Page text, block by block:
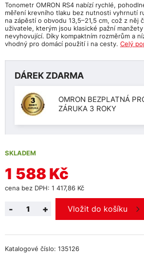
Tonometr OMRON RS4 nabízí rychlé,
měření krevního tlaku bez nutnosti vyhrnutí
na zápěstí o obvodu 13,5–21,5 cm, což z něj
uživatele, kterým jsou klasické pažní
nevyhovující. Díky kompaktním rozměrům a
vhodný pro domácí použití i na cesty. Celý
DÁREK ZDARMA
OMRON BEZPLATNÁ
ZÁRUKA 3 ROKY
SKLADEM
1 588 Kč
cena bez DPH: 1 417,86 Kč
+
- Vložit do košíku
Katalogové číslo: 135126